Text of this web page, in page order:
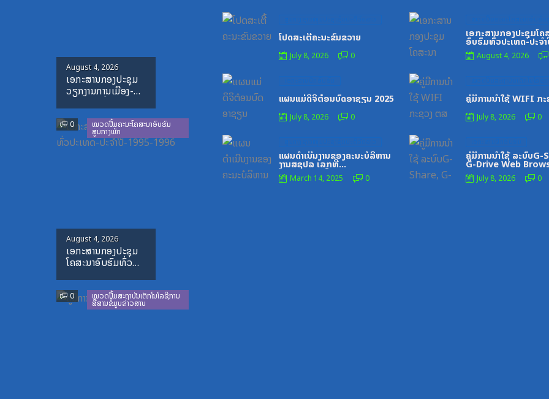
Posted
on
August 4, 2026
ເອກະສານກອງປະຊຸມ
ວຽກງານການເມືອງ-
ແນວຄິດ ທົ່ວປະເທດ
0 ໝວດປື້ມຄະນະໂຄສະນາອົບຮົມ
ສູນກາງພັກ
Posted
on
August 4, 2026
ເອກະສານກອງປະຊຸມ
ໂຄສະນາອົບຮົມທົ່ວ
ປີ-1995-1996
0 ໝວດປື້ມສະຖາບັນເຕັກໂນໂລຊີການ
ສື່ສານຂໍ້ມູນຂ່າວສານ
ໂປດສະເຕີ້ຄະນະຂົນຂວາຍ
July 8, 2026 0
ແຜນແມ່ດິຈິຕ໋ອນບົດອາຊຽນ 2025
July 8, 2026 0
ແຜນດຳເນີນງານຂອງຄະນະບໍລິຫານ
ງານສຊປລ ເລກທີ
325_ລຂ,ວັນທີ2_7_21
on
March 14, 2025 0
ເອກະສານກອງປະຊຸມໂຄ
ອົບຮົມທົ່ວປະເທດ-ປະຈໍ
1996
on
August 4, 2026
ຄູ່ມືການນຳໃຊ້ WIFI ກ
July 8, 2026 0
ຄູ່ມືການນຳໃຊ້ ລະບົບG-
G-Drive Web
on
July 8, 2026 0